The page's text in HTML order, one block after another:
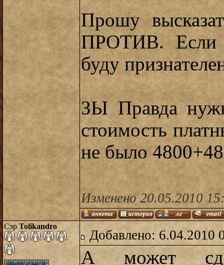
Прошу
ПРОТИВ. Если
буду
ЗЫ Правда
стоимость
не было
Изменено 20.05.2010
Сэр Tolikandro
Добавлено: 6.04.2010
А может